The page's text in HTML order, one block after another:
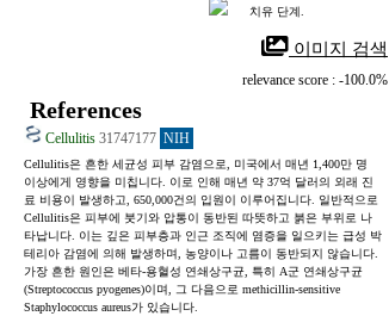
치유 단계.
이미지 검색
relevance score : -100.0%
References
Cellulitis 31747177 NIH
Cellulitis은 흔한 세균성 피부 감염으로, 미국에서 매년 1,400만 명
이상에게 영향을 미칩니다. 이로 인해 매년 약 37억 달러의 외래 진
료 비용이 발생하고, 650,000건의 입원이 이루어집니다. 일반적으로
Cellulitis은 피부에 붓기와 압통이 동반된 따뜻하고 붉은 부위로 나
타납니다. 이는 깊은 피부층과 인근 조직에 염증을 일으키는 급성 박
테리아 감염에 의해 발생하며, 농양이나 고름이 동반되지 않습니다.
가장 흔한 원인은 베타‑용혈성 연쇄상구균, 특히 A군 연쇄상구균
(Streptococcus pyogenes)이며, 그 다음으로 methicillin-sensitive
Staphylococcus aureus가 있습니다.